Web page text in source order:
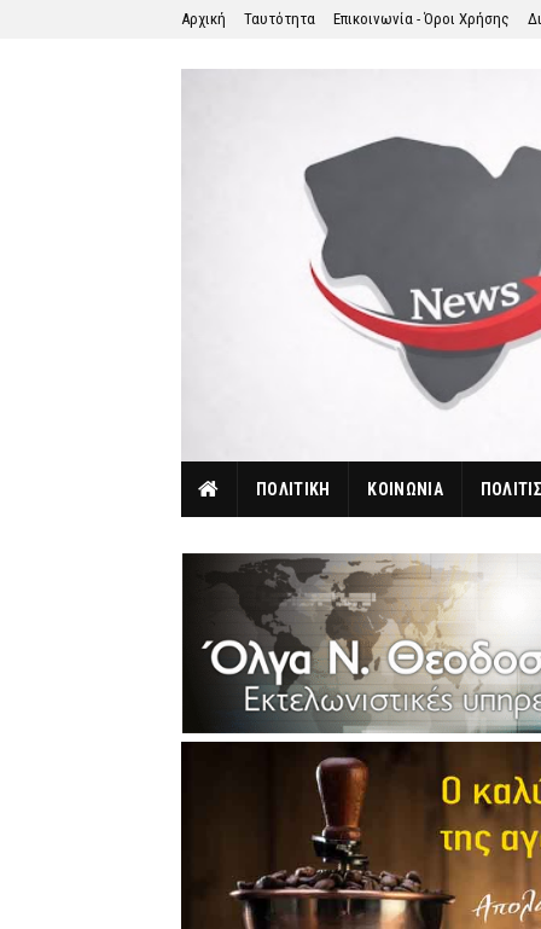
Αρχική Ταυτότητα Επικοινωνία - Όροι Χρήσης
ΠΟΛΙΤΙΚΗ ΚΟΙΝΩΝΙΑ